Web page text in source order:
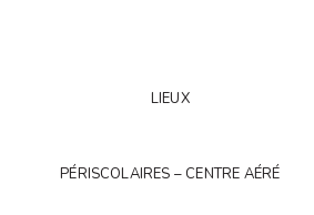
LIEUX
PÉRISCOLAIRES – CENTRE AÉRÉ